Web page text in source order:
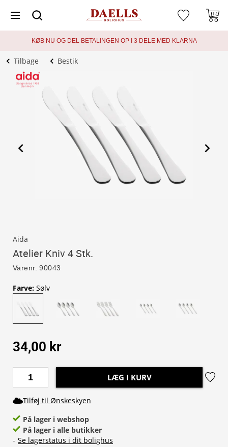
KØB NU OG DEL BETALINGEN OP I 3 DELE MED KLARNA
Tilbage Bestik
Aida
Atelier Kniv 4 Stk.
Varenr. 90043
Farve: Sølv
34,00 kr
LÆG I KURV
Tilføj til Ønskeskyen
På lager i webshop
På lager i alle butikker
- Se lagerstatus i dit bolighus